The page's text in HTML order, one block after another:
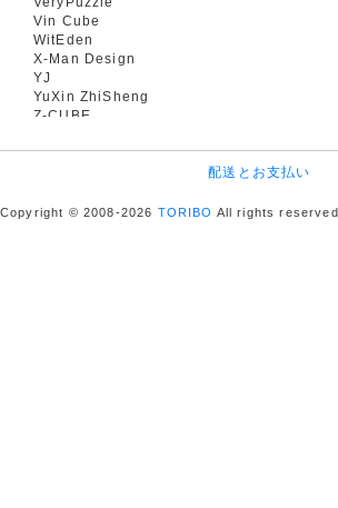
Vin Cube
WitEden
X-Man Design
YJ
YuXin ZhiSheng
Z-CUBE
配送とお支払い
Copyright © 2008-2026 TORIBO All rights reserved.